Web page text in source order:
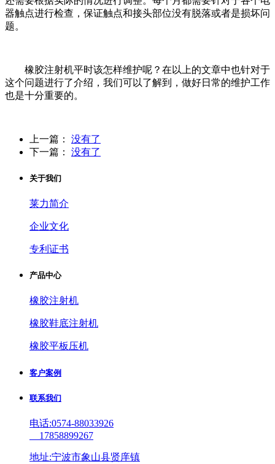
器触点进行检查，保证触点和接头部位没有脱落或者是损坏问
题。
橡胶注射机平时该怎样维护呢？在以上的文章中也针对于
这个问题进行了介绍，我们可以了解到，做好日常的维护工作
也是十分重要的。
上一篇：
没有了
下一篇：
没有了
关于我们
莱力简介
企业文化
专利证书
产品中心
橡胶注射机
橡胶鞋底注射机
橡胶平板压机
客户案例
联系我们
电话:0574-88033926
17858899267
地址:宁波市象山县贤庠镇